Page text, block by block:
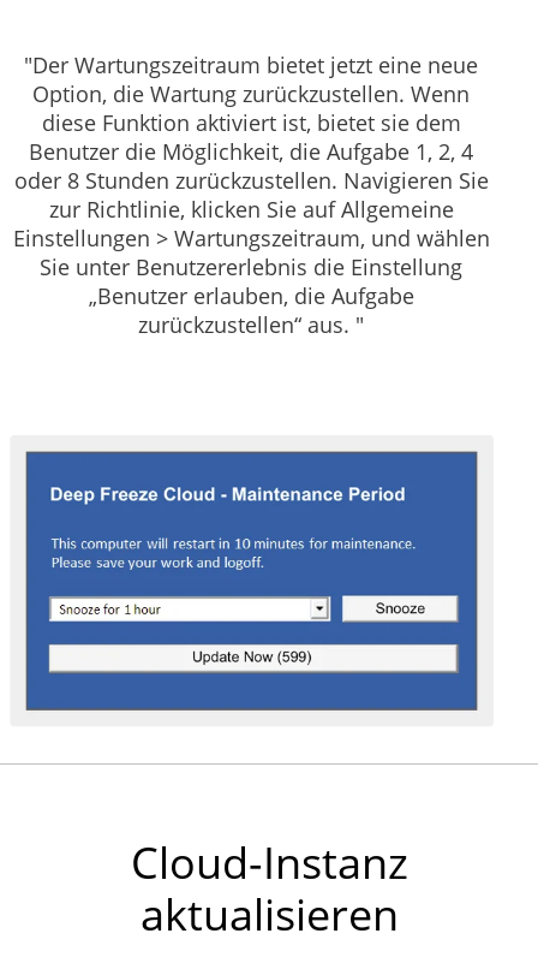
"Der Wartungszeitraum bietet jetzt eine neue
Option, die Wartung zurückzustellen. Wenn
diese Funktion aktiviert ist, bietet sie dem
Benutzer die Möglichkeit, die Aufgabe 1, 2, 4
oder 8 Stunden zurückzustellen. Navigieren Sie
zur Richtlinie, klicken Sie auf Allgemeine
Einstellungen > Wartungszeitraum, und wählen
Sie unter Benutzererlebnis die Einstellung
„Benutzer erlauben, die Aufgabe
zurückzustellen“ aus. "
Cloud-Instanz
aktualisieren